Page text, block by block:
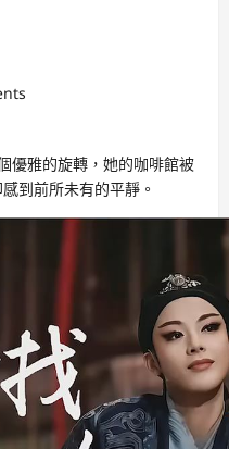
優雅的旋轉，她的咖啡館被
到前所未有的平靜。